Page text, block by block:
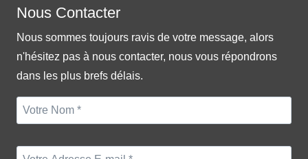
Nous Contacter
Nous sommes toujours ravis de votre message, alors
n'hésitez pas à nous contacter, nous vous répondrons
dans les plus brefs délais.